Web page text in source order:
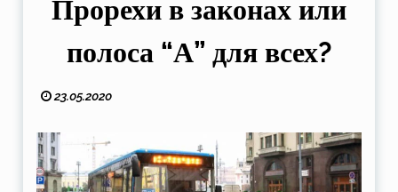
Прорехи в законах или
полоса “А” для всех?
23.05.2020